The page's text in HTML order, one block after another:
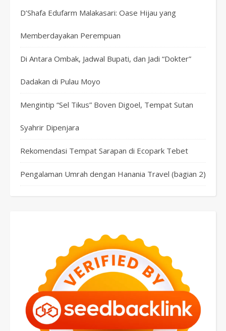
D’Shafa Edufarm Malakasari: Oase Hijau yang
Memberdayakan Perempuan
Di Antara Ombak, Jadwal Bupati, dan Jadi “Dokter”
Dadakan di Pulau Moyo
Mengintip “Sel Tikus” Boven Digoel, Tempat Sutan
Syahrir Dipenjara
Rekomendasi Tempat Sarapan di Ecopark Tebet
Pengalaman Umrah dengan Hanania Travel (bagian 2)